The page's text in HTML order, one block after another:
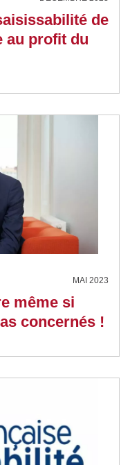
de
au profit du
MAI 2023
même si
concernés !